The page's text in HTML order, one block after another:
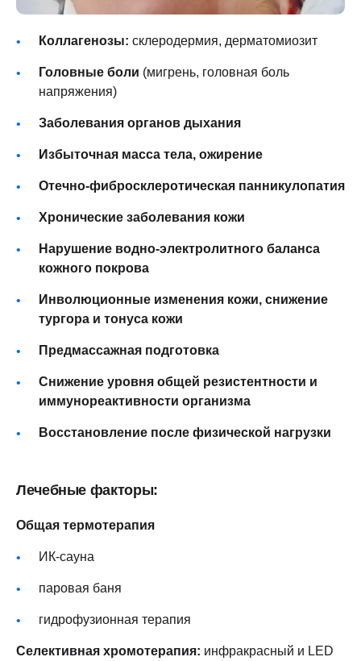
Коллагенозы: склеродермия, дерматомиозит
Головные боли (мигрень, головная боль
напряжения)
Заболевания органов дыхания
Избыточная масса тела, ожирение
Отечно-фибросклеротическая панникулопатия
Хронические заболевания кожи
Нарушение водно-электролитного баланса
кожного покрова
Инволюционные изменения кожи, снижение
тургора и тонуса кожи
Предмассажная подготовка
Снижение уровня общей резистентности и
иммунореактивности организма
Восстановление после физической нагрузки
Лечебные факторы:
Общая термотерапия
ИК-сауна
паровая баня
гидрофузионная терапия
Селективная хромотерапия: инфракрасный и LED